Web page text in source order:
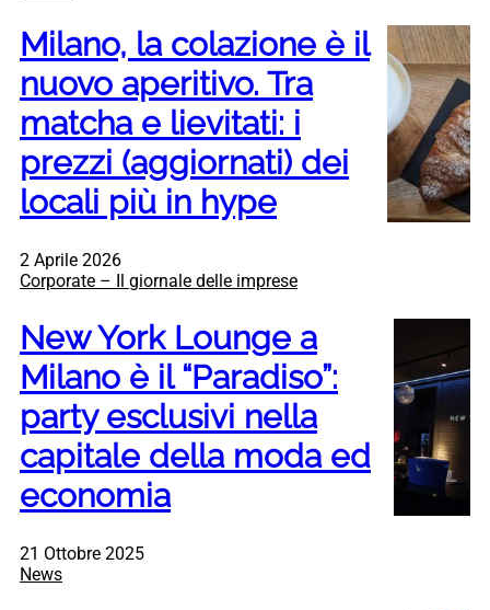
Milano, la colazione è il
nuovo aperitivo. Tra
matcha e lievitati: i
prezzi (aggiornati) dei
locali più in hype
2 Aprile 2026
Corporate – Il giornale delle imprese
New York Lounge a
Milano è il “Paradiso”:
party esclusivi nella
capitale della moda ed
economia
21 Ottobre 2025
News